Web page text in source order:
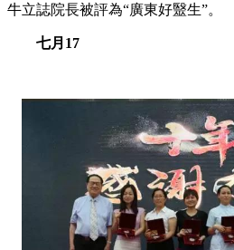
牛立誌院長被評為“廣東好毉生”。
七月17